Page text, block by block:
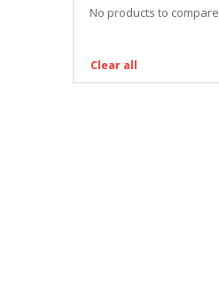
No products to compare
Clear all